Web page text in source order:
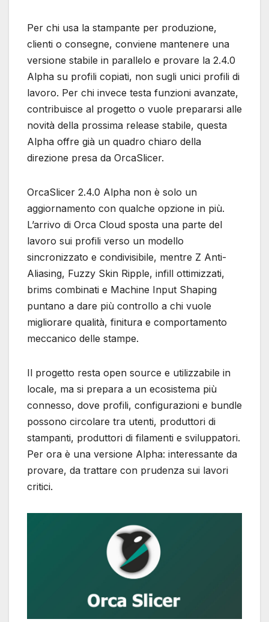
Per chi usa la stampante per produzione,
clienti o consegne, conviene mantenere una
versione stabile in parallelo e provare la 2.4.0
Alpha su profili copiati, non sugli unici profili di
lavoro. Per chi invece testa funzioni avanzate,
contribuisce al progetto o vuole prepararsi alle
novità della prossima release stabile, questa
Alpha offre già un quadro chiaro della
direzione presa da OrcaSlicer.
OrcaSlicer 2.4.0 Alpha non è solo un
aggiornamento con qualche opzione in più.
L’arrivo di Orca Cloud sposta una parte del
lavoro sui profili verso un modello
sincronizzato e condivisibile, mentre Z Anti-
Aliasing, Fuzzy Skin Ripple, infill ottimizzati,
brims combinati e Machine Input Shaping
puntano a dare più controllo a chi vuole
migliorare qualità, finitura e comportamento
meccanico delle stampe.
Il progetto resta open source e utilizzabile in
locale, ma si prepara a un ecosistema più
connesso, dove profili, configurazioni e bundle
possono circolare tra utenti, produttori di
stampanti, produttori di filamenti e sviluppatori.
Per ora è una versione Alpha: interessante da
provare, da trattare con prudenza sui lavori
critici.